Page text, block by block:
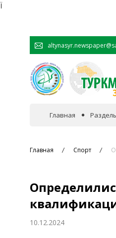
Ï
Главная
Главная Спорт
10.12.2024